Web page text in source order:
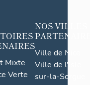
s
s
,
V
Mixte
Verte
NOS VILLES
Ville de Nice
Ville de l'Isle-
sur-la-Sorgue